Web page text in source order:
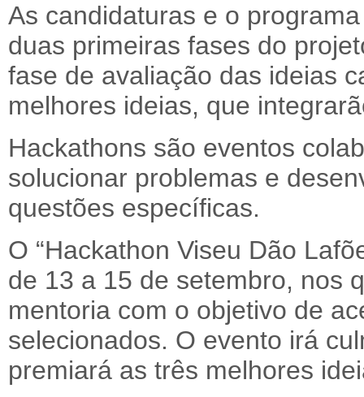
As candidaturas e o
duas primeiras fases do
fase de avaliação das ideias
melhores ideias, que
Hackathons são eventos
solucionar problemas e
questões específicas.
O “Hackathon Viseu Dão
de 13 a 15 de setembro, nos
mentoria com o objetivo de
selecionados. O evento irá
premiará as três melhores